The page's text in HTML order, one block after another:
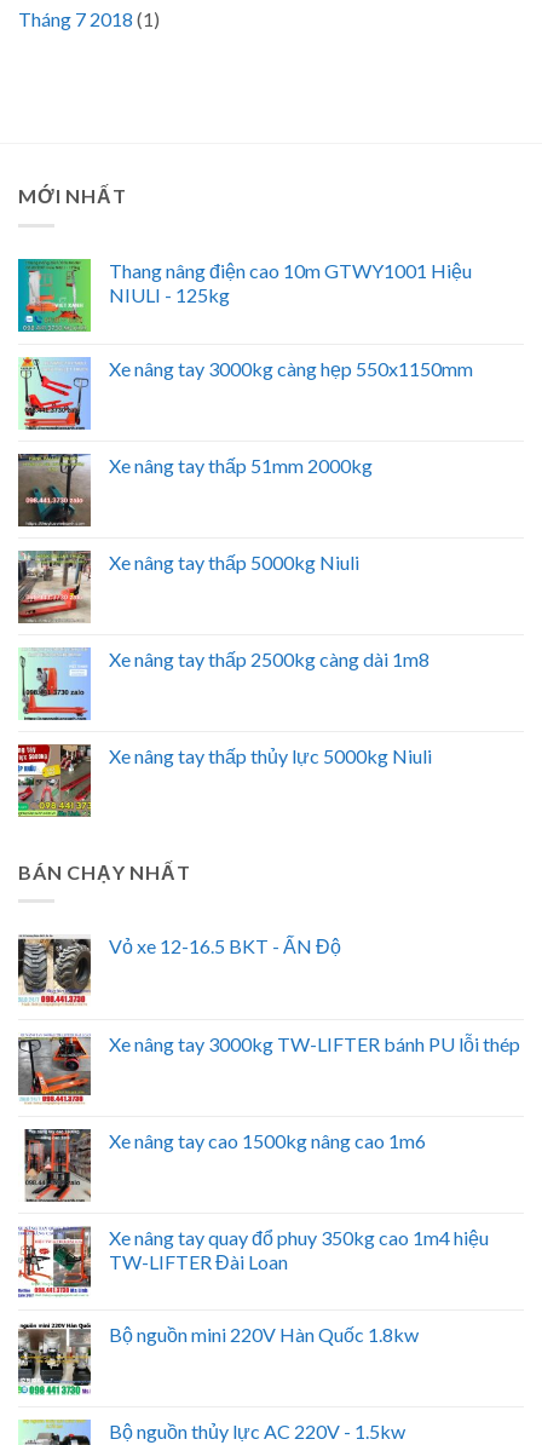
Tháng 7 2018 (1)
MỚI NHẤT
Thang nâng điện cao 10m GTWY1001 Hiệu
NIULI - 125kg
Xe nâng tay 3000kg càng hẹp 550x1150mm
Xe nâng tay thấp 51mm 2000kg
Xe nâng tay thấp 5000kg Niuli
Xe nâng tay thấp 2500kg càng dài 1m8
Xe nâng tay thấp thủy lực 5000kg Niuli
BÁN CHẠY NHẤT
Vỏ xe 12-16.5 BKT - ẤN Độ
Xe nâng tay 3000kg TW-LIFTER bánh PU lỗi thép
Xe nâng tay cao 1500kg nâng cao 1m6
Xe nâng tay quay đổ phuy 350kg cao 1m4 hiệu
TW-LIFTER Đài Loan
Bộ nguồn mini 220V Hàn Quốc 1.8kw
Bộ nguồn thủy lực AC 220V - 1.5kw